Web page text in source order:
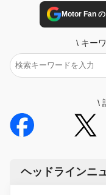
Motor Fan
\ キー
\
ヘッドラインニ